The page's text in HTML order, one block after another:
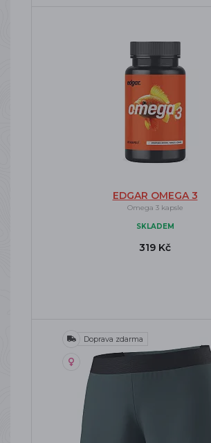
EDGAR OMEGA 3
Omega 3 kapsle
SKLADEM
319 Kč
Doprava zdarma